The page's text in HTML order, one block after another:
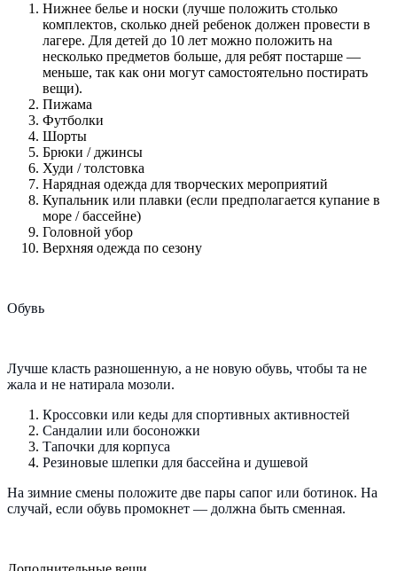
Нижнее белье и носки (лучше положить столько
комплектов, сколько дней ребенок должен провести в
лагере. Для детей до 10 лет можно положить на
несколько предметов больше, для ребят постарше —
меньше, так как они могут самостоятельно постирать
вещи).
Пижама
Футболки
Шорты
Брюки / джинсы
Худи / толстовка
Нарядная одежда для творческих мероприятий
Купальник или плавки (если предполагается купание в
море / бассейне)
Головной убор
Верхняя одежда по сезону
Обувь
Лучше класть разношенную, а не новую обувь, чтобы та не
жала и не натирала мозоли.
Кроссовки или кеды для спортивных активностей
Сандалии или босоножки
Тапочки для корпуса
Резиновые шлепки для бассейна и душевой
На зимние смены положите две пары сапог или ботинок. На
случай, если обувь промокнет — должна быть сменная.